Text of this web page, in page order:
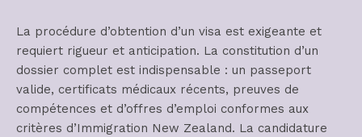
La procédure d’obtention d’un visa est exigeante et
requiert rigueur et anticipation. La constitution d’un
dossier complet est indispensable : un passeport
valide, certificats médicaux récents, preuves de
compétences et d’offres d’emploi conformes aux
critères d’Immigration New Zealand. La candidature